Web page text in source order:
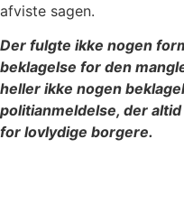
afviste sagen.
Der fulgte ikke nogen
beklagelse for den
heller ikke nogen
politianmeldelse, der
for lovlydige borgere.